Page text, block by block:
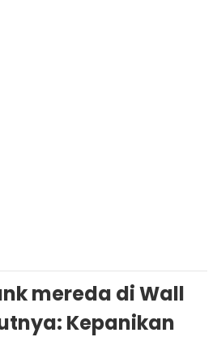
mereda di Wall
Kepanikan